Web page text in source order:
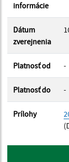
informácie
Dátum
zverejnenia
Platnosť od -
Platnosť do -
Prílohy